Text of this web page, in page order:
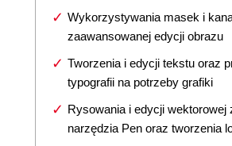
Wykorzystywania masek i
zaawansowanej edycji obrazu
Tworzenia i edycji tekstu oraz
typografii na potrzeby grafiki
Rysowania i edycji wektorowej
narzędzia Pen oraz tworzenia